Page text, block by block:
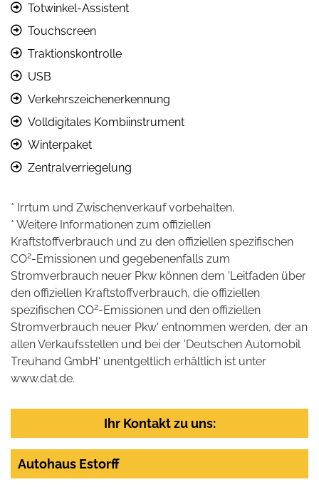
Totwinkel-Assistent
Touchscreen
Traktionskontrolle
USB
Verkehrszeichenerkennung
Volldigitales Kombiinstrument
Winterpaket
Zentralverriegelung
* Irrtum und Zwischenverkauf vorbehalten.
* Weitere Informationen zum offiziellen
Kraftstoffverbrauch und zu den offiziellen spezifischen
CO2-Emissionen und gegebenenfalls zum
Stromverbrauch neuer Pkw können dem 'Leitfaden über
den offiziellen Kraftstoffverbrauch, die offiziellen
spezifischen CO2-Emissionen und den offiziellen
Stromverbrauch neuer Pkw' entnommen werden, der an
allen Verkaufsstellen und bei der 'Deutschen Automobil
Treuhand GmbH' unentgeltlich erhältlich ist unter
www.dat.de.
Ihr Kontakt zu uns:
Autohaus Estorff